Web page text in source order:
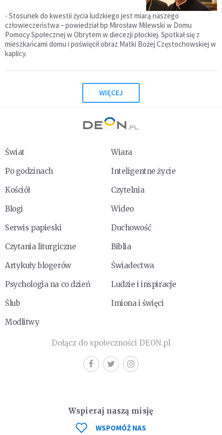
- Stosunek do kwestii życia ludzkiego jest miarą naszego
człowieczeństwa – powiedział bp Mirosław Milewski w Domu
Pomocy Społecznej w Obrytem w diecezji płockiej. Spotkał się z
mieszkańcami domu i poświęcił obraz Matki Bożej Częstochowskiej w
kaplicy.
WIĘCEJ
Świat
Wiara
Po godzinach
Inteligentne życie
Kościół
Czytelnia
Blogi
Wideo
Serwis papieski
Duchowość
Czytania liturgiczne
Biblia
Artykuły blogerów
Świadectwa
Psychologia na co dzień
Ludzie i inspiracje
Ślub
Imiona i święci
Modlitwy
Dołącz do społeczności DEON.pl
Wspieraj naszą misję
WSPOMÓŻ NAS